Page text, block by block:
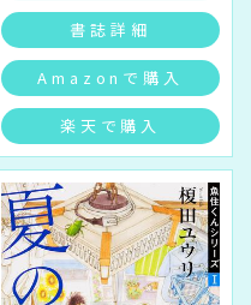
書誌詳細
Amazonで購入
楽天で購入